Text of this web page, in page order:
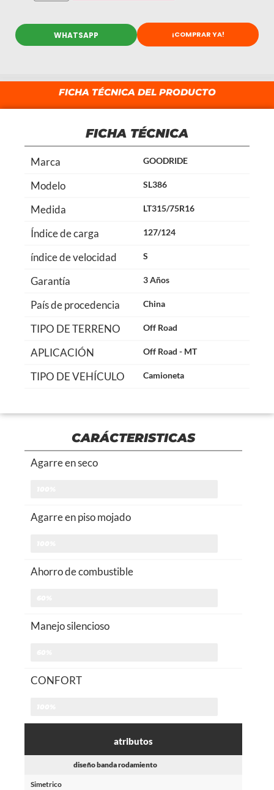
WHATSAPP ¡COMPRAR YA!
FICHA TÉCNICA DEL PRODUCTO
FICHA TÉCNICA
Marca GOODRIDE
Modelo SL386
Medida LT315/75R16
Índice de carga 127/124
índice de velocidad S
Garantía 3 Años
País de procedencia China
TIPO DE TERRENO Off Road
APLICACIÓN Off Road - MT
TIPO DE VEHÍCULO Camioneta
CARÁCTERISTICAS
Agarre en seco
Agarre en piso mojado
Ahorro de combustible
Manejo silencioso
CONFORT
atributos
diseño banda rodamiento
Simetrico